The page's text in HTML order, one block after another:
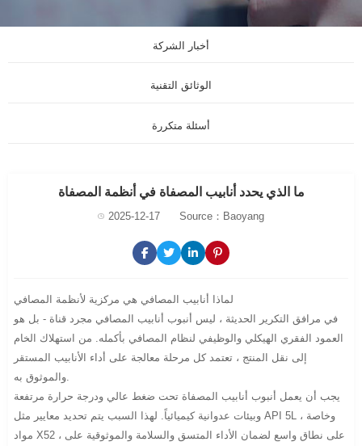
أخبار الشركة
الوثائق التقنية
أسئلة متكررة
ما الذي يحدد أنابيب المصفاة في أنظمة المصفاة
2025-12-17 Source：Baoyang
لماذا أنابيب المصافي هي مركزية لأنظمة المصافي
في مرافق التكرير الحديثة ، ليس أنبوب أنابيب المصافي مجرد قناة - بل هو
العمود الفقري الهيكلي والوظيفي لنظام المصافي بأكمله. من استهلاك الخام
إلى نقل المنتج ، تعتمد كل مرحلة معالجة على أداء الأنابيب المستقر
والموثوق به.
يجب أن يعمل أنبوب أنابيب المصفاة تحت ضغط عالي ودرجة حرارة مرتفعة
وبيئات عدوانية كيميائياً. لهذا السبب يتم تحديد معايير مثل API 5L ، وخاصة
مواد X52 ، على نطاق واسع لضمان الأداء المتسق والسلامة والموثوقية على